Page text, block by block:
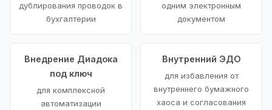
дублирования проводок в
бухгалтерии
одним электронным
документом
Внедрение Диадока
под ключ
для комплексной
автоматизации
Внутренний ЭДО
для избавления от
внутреннего бумажного
хаоса и согласования